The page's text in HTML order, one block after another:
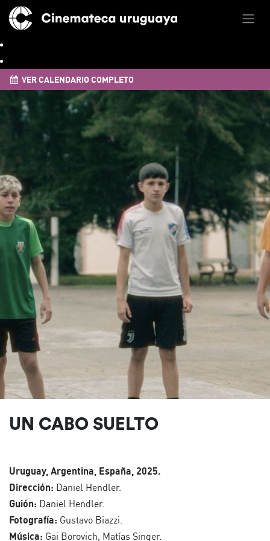
VER CALENDARIO COMPLETO
UN CABO SUELTO
Uruguay, Argentina, España, 2025.
Dirección: Daniel Hendler.
Guión: Daniel Hendler.
Fotografía: Gustavo Biazzi.
Música: Gai Borovich, Matías Singer.